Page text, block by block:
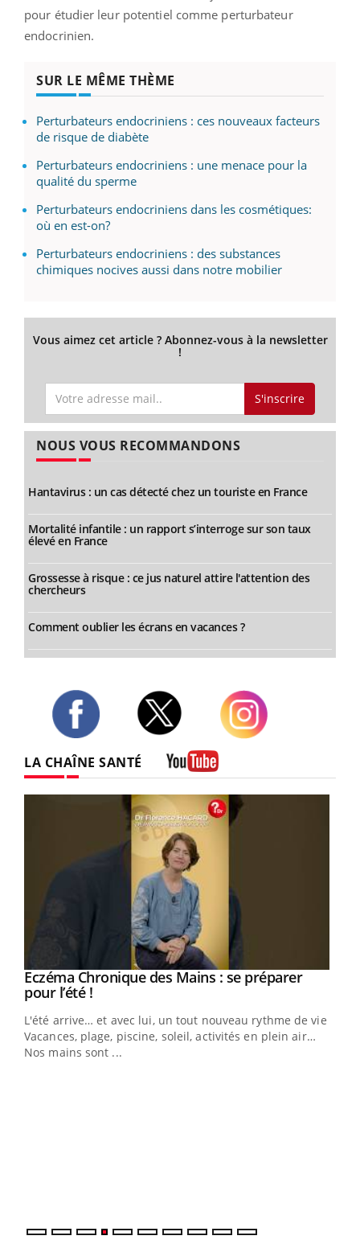
pour étudier leur potentiel comme perturbateur
endocrinien.
SUR LE MÊME THÈME
Perturbateurs endocriniens : ces nouveaux facteurs
de risque de diabète
Perturbateurs endocriniens : une menace pour la
qualité du sperme
Perturbateurs endocriniens dans les cosmétiques:
où en est-on?
Perturbateurs endocriniens : des substances
chimiques nocives aussi dans notre mobilier
Vous aimez cet article ? Abonnez-vous à la newsletter
!
S'inscrire
NOUS VOUS RECOMMANDONS
Hantavirus : un cas détecté chez un touriste en France
Mortalité infantile : un rapport s’interroge sur son taux
élevé en France
Grossesse à risque : ce jus naturel attire l'attention des
chercheurs
Comment oublier les écrans en vacances ?
LA CHAÎNE SANTÉ
Youtube
Eczéma Chronique des Mains : se préparer
pour l’été !Youtube
L'été arrive… et avec lui, un tout nouveau rythme de vie !
Vacances, plage, piscine, soleil, activités en plein air…
Nos mains sont ...